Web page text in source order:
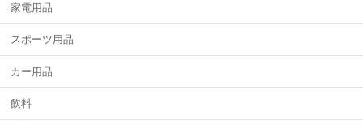
家電用品
スポーツ用品
カー用品
飲料